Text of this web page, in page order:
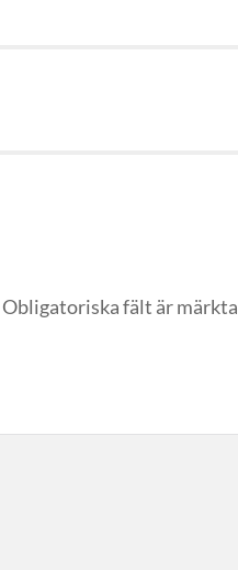
Obligatoriska fält är märkta